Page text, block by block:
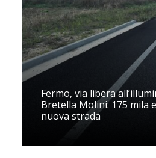
Fermo, via libera
Bretella Molini: 175 mila
nuova strada